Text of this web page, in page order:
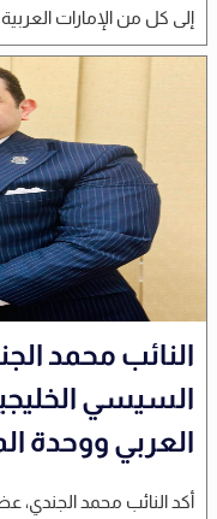
إلى كل من الإمارات
النائب محمد
السيسي
العربي ووحدة
أكد النائب محمد الجندي،